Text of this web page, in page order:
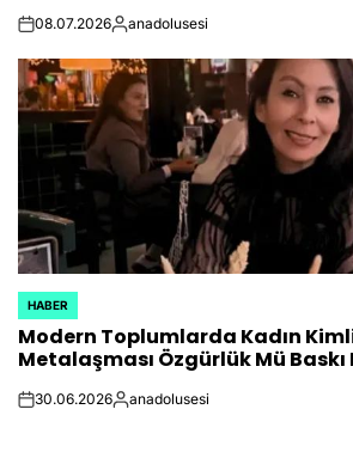
on08.07.2026Posted
anadolusesi
POSTED
IN
HABER
Modern Toplumlarda Kadın
Metalaşması Özgürlük Mü Baskı
on30.06.2026Posted
anadolusesi